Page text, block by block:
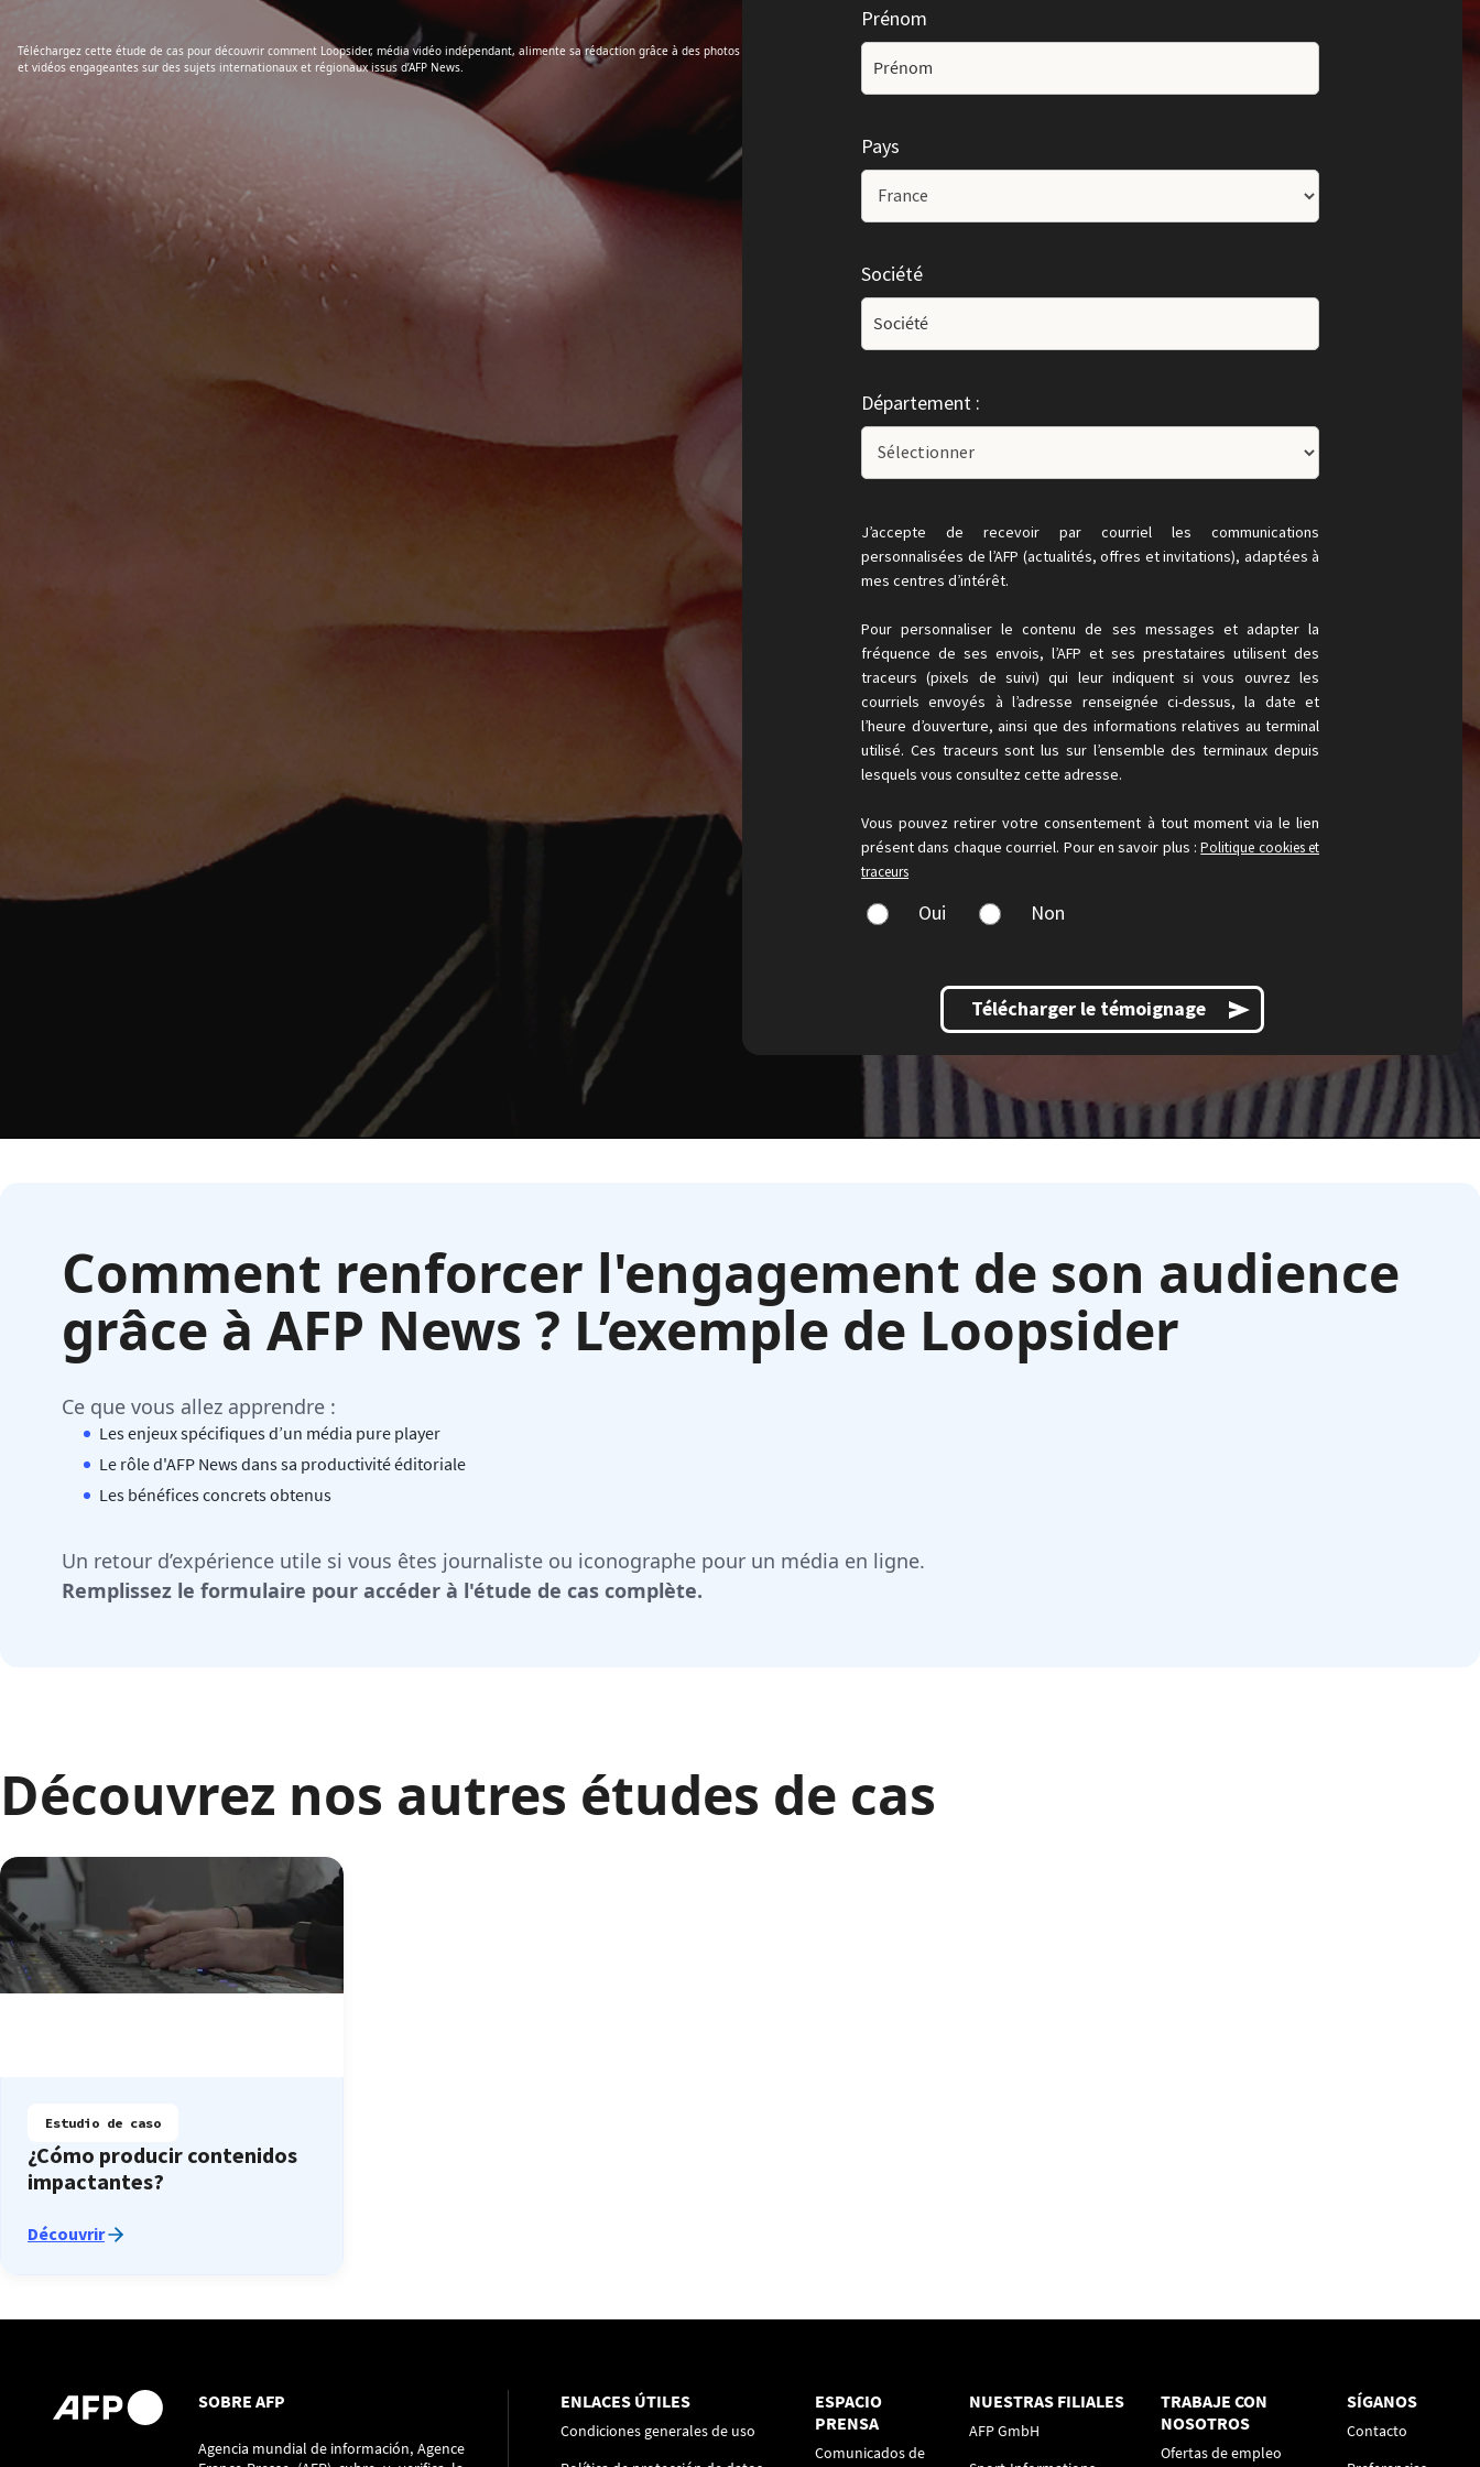
Téléchargez cette étude de cas pour découvrir comment Loopsider, média vidéo indépendant, alimente sa rédaction grâce à des photos
et vidéos engageantes sur des sujets internationaux et régionaux issus d’AFP News.
Prénom
Pays
Société
Département :
J’accepte de recevoir par courriel les communications
personnalisées de l’AFP (actualités, offres et invitations), adaptées à
mes centres d’intérêt.
Pour personnaliser le contenu de ses messages et adapter la
fréquence de ses envois, l’AFP et ses prestataires utilisent des
traceurs (pixels de suivi) qui leur indiquent si vous ouvrez les
courriels envoyés à l’adresse renseignée ci-dessus, la date et
l’heure d’ouverture, ainsi que des informations relatives au terminal
utilisé. Ces traceurs sont lus sur l’ensemble des terminaux depuis
lesquels vous consultez cette adresse.
Vous pouvez retirer votre consentement à tout moment via le lien
présent dans chaque courriel. Pour en savoir plus :Politique cookies et
traceurs
Oui Non
Télécharger le témoignage
Comment renforcer l'engagement de son audience
grâce à AFP News ? L’exemple de Loopsider
Ce que vous allez apprendre :
Les enjeux spécifiques d’un média pure player
Le rôle d'AFP News dans sa productivité éditoriale
Les bénéfices concrets obtenus
Un retour d’expérience utile si vous êtes journaliste ou iconographe pour un média en ligne.
Remplissez le formulaire pour accéder à l'étude de cas complète.
Découvrez nos autres études de cas
Estudio de caso
¿Cómo producir contenidos
impactantes?
Découvrir
SOBRE AFP
Agencia mundial de información, Agence
ENLACES ÚTILES
Condiciones generales de uso
ESPACIO
PRENSA
Comunicados de
NUESTRAS FILIALES
AFP GmbH
TRABAJE CON
NOSOTROS
Ofertas de empleo
SÍGANOS
Contacto